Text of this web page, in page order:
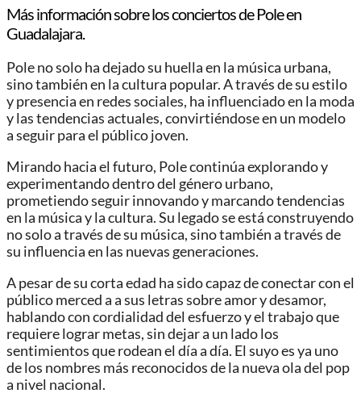
Más información sobre los conciertos de Pole en
Guadalajara.
Pole no solo ha dejado su huella en la música urbana,
sino también en la cultura popular. A través de su estilo
y presencia en redes sociales, ha influenciado en la moda
y las tendencias actuales, convirtiéndose en un modelo
a seguir para el público joven.
Mirando hacia el futuro, Pole continúa explorando y
experimentando dentro del género urbano,
prometiendo seguir innovando y marcando tendencias
en la música y la cultura. Su legado se está construyendo
no solo a través de su música, sino también a través de
su influencia en las nuevas generaciones.
A pesar de su corta edad ha sido capaz de conectar con el
público merced a a sus letras sobre amor y desamor,
hablando con cordialidad del esfuerzo y el trabajo que
requiere lograr metas, sin dejar a un lado los
sentimientos que rodean el día a día. El suyo es ya uno
de los nombres más reconocidos de la nueva ola del pop
a nivel nacional.